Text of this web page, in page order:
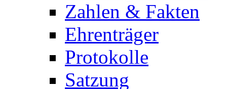
Zahlen & Fakten
Ehrenträger
Protokolle
Satzung